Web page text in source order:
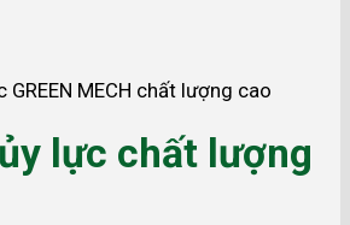
GREEN MECH chất lượng cao
lực chất lượng